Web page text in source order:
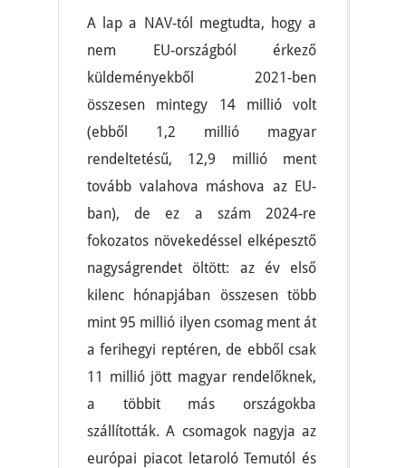
A lap a NAV-tól megtudta, hogy a
nem EU-országból érkező
küldeményekből 2021-ben
összesen mintegy 14 millió volt
(ebből 1,2 millió magyar
rendeltetésű, 12,9 millió ment
tovább valahova máshova az EU-
ban), de ez a szám 2024-re
fokozatos növekedéssel elképesztő
nagyságrendet öltött: az év első
kilenc hónapjában összesen több
mint 95 millió ilyen csomag ment át
a ferihegyi reptéren, de ebből csak
11 millió jött magyar rendelőknek,
a többit más országokba
szállították. A csomagok nagyja az
európai piacot letaroló Temutól és